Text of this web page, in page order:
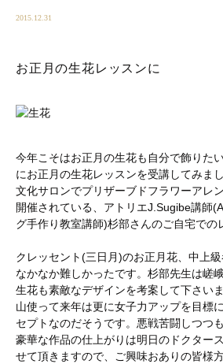
2015.12.31
お正月の生花レッスンに
今年こそはお正月の生花も自分で飾りた
にお正月の生花レッスンを受講してみま
文化サロンでプリザーブドフラワーアレ
開催されている、アトリエJ.Sugibe講師
グ手作り教室講師)杉部さんのご自宅での
クレッセント(三日月)のお正月花、中上
なかなか難しかったです。杉部先生は嵯
生花も素敵なデザインを考案して下さい
山使って来年は更に女子力アップを目標
セプトなのだそうです。悪戦苦闘しつつ
豪華な作品の仕上がりは明日のドクター
せて頂きますので、ご興味おありの皆様